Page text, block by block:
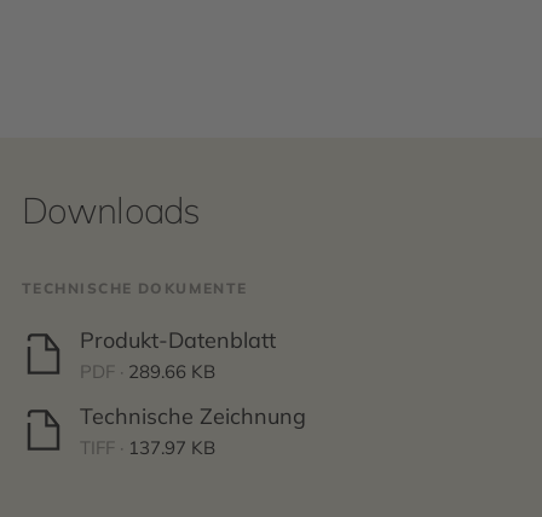
Downloads
TECHNISCHE DOKUMENTE
Produkt-Datenblatt
PDF · 289.66 KB
Technische Zeichnung
TIFF · 137.97 KB